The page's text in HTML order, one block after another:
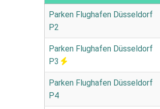
Parken Flughafen Düsseldorf
P2
Parken Flughafen Düsseldorf
P3
Parken Flughafen Düsseldorf
P4